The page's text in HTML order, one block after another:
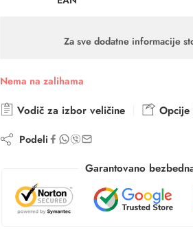
Za sve dodatne informacije
Nema na zalihama
Vodič za izbor veličine Opcije
Podeli
Garantovano